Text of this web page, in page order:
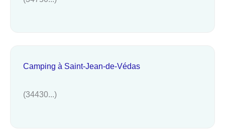
Camping à Saint-Jean-de-Védas
(34430...)